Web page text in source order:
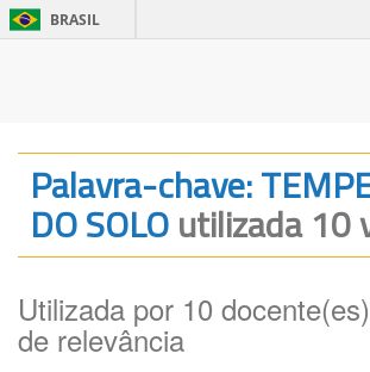
BRASIL
Palavra-chave:
DO SOLOutilizada 10
Utilizada por 10
de relevância